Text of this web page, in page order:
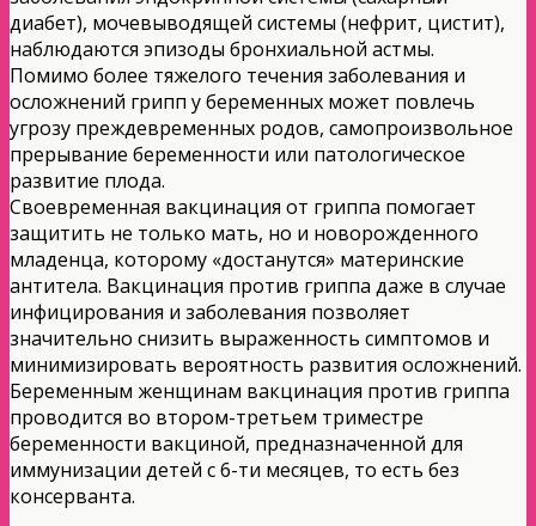
диабет), мочевыводящей системы (нефрит, цистит),
наблюдаются эпизоды бронхиальной астмы.
Помимо более тяжелого течения заболевания и
осложнений грипп у беременных может повлечь
угрозу преждевременных родов, самопроизвольное
прерывание беременности или патологическое
развитие плода.
Своевременная вакцинация от гриппа помогает
защитить не только мать, но и новорожденного
младенца, которому «достанутся» материнские
антитела. Вакцинация против гриппа даже в случае
инфицирования и заболевания позволяет
значительно снизить выраженность симптомов и
минимизировать вероятность развития осложнений.
Беременным женщинам вакцинация против гриппа
проводится во втором-третьем триместре
беременности вакциной, предназначенной для
иммунизации детей с 6-ти месяцев, то есть без
консерванта.